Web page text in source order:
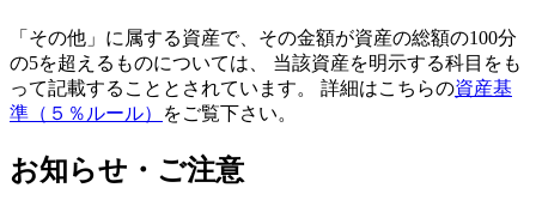
「その他」に属する資産で、その金額が資産の総額の100分
の5を超えるものについては、 当該資産を明示する科目をも
って記載することとされています。 詳細はこちらの資産基
準（５％ルール）
をご覧下さい。
お知らせ・ご注意